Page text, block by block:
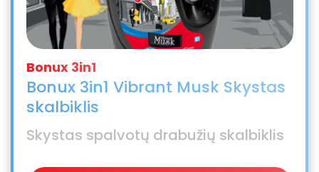
Bonux 3in1 Vibrant Musk Skystas
skalbiklis
Skystas spalvotų drabužių skalbiklis